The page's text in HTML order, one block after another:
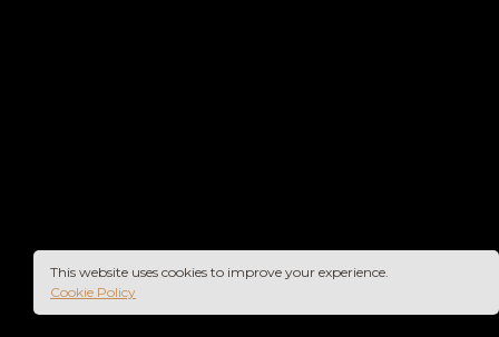
This website uses cookies to improve your experience.
Cookie Policy